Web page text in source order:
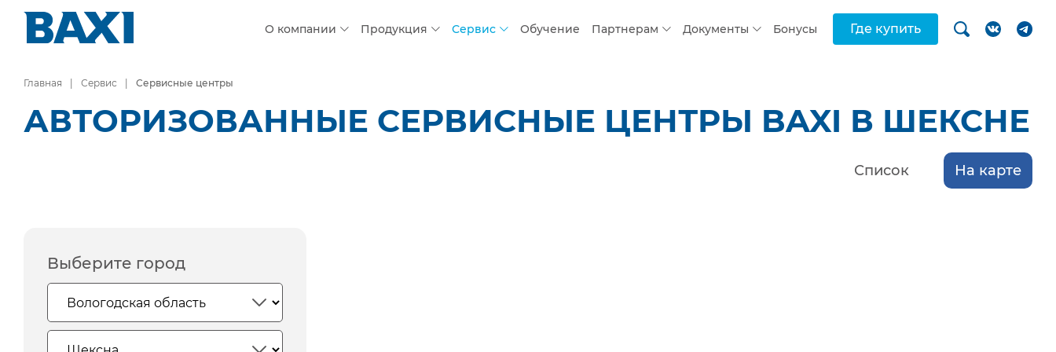
О компании Продукция Сервис Обучение Партнерам Документы Бонусы Где купить
Главная Сервис Сервисные центры
АВТОРИЗОВАННЫЕ СЕРВИСНЫЕ ЦЕНТРЫ BAXI В ШЕКСНЕ
Список На карте
Выберите город